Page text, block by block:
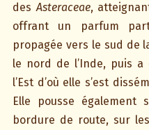
desAsteraceae,
offrant un parfum
propagée vers le sud de
le nord de l’Inde, puis
l’Est d’où elle s’est
Elle pousse également
bordure de route, sur